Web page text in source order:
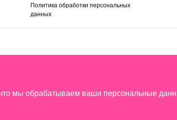
Политика обработки персональных
данных
мы обрабатываем ваши персональные